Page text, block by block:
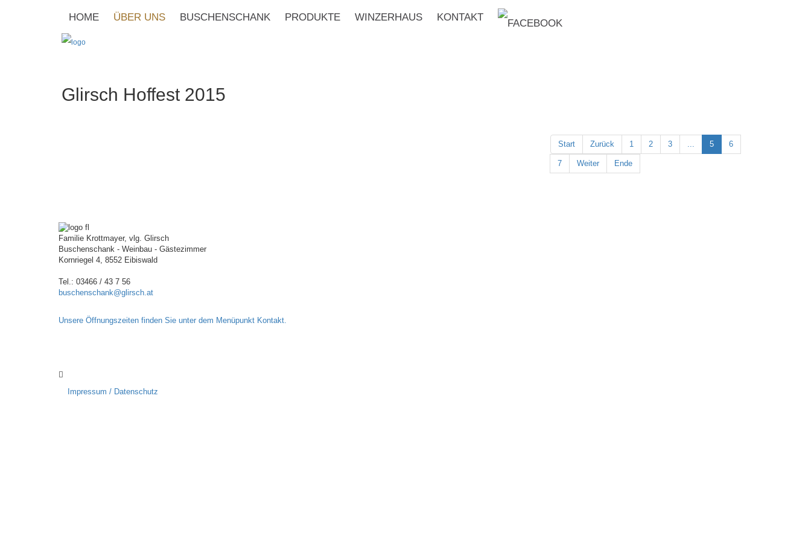
HOME ÜBER UNS BUSCHENSCHANK PRODUKTE WINZERHAUS KONTAKT
Glirsch Hoffest 2015
Start Zurück 1 2 3 ... 5 6
7 Weiter Ende
Familie Krottmayer, vlg. Glirsch
Buschenschank - Weinbau - Gästezimmer
Kornriegel 4, 8552 Eibiswald
Tel.: 03466 / 43 7 56
buschenschank@glirsch.at
Unsere Öffnungszeiten finden Sie unter dem Menüpunkt Kontakt.
Impressum / Datenschutz